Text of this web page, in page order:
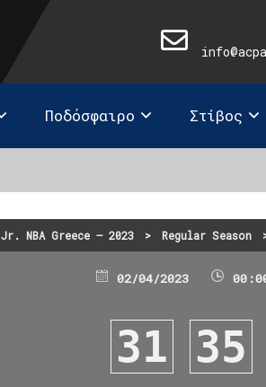
Ποδόσφαιρο Στίβος
Jr. NBA Greece – 2023 > Regular Season
02/04/2023
31 35